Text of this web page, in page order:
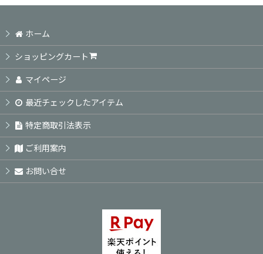
ホーム
ショッピングカート
マイページ
最近チェックしたアイテム
特定商取引法表示
ご利用案内
お問い合せ